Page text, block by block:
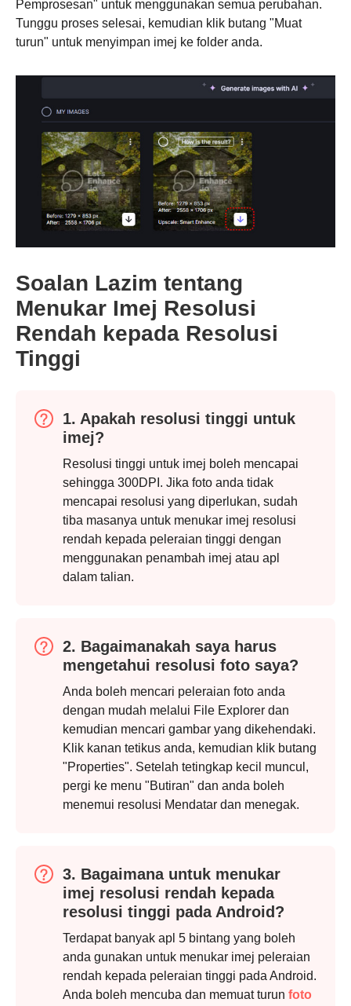
Langkah
1.
Langkah
Pemprosesan" untuk menggunakan semua perubahan.
Tunggu proses selesai, kemudian klik butang "Muat
turun" untuk menyimpan imej ke folder anda.
Soalan Lazim tentang
Menukar Imej Resolusi
Rendah kepada Resolusi
Tinggi
1. Apakah resolusi tinggi untuk
imej?
Resolusi tinggi untuk imej boleh mencapai
sehingga 300DPI. Jika foto anda tidak
mencapai resolusi yang diperlukan, sudah
tiba masanya untuk menukar imej resolusi
rendah kepada peleraian tinggi dengan
menggunakan penambah imej atau apl
dalam talian.
2. Bagaimanakah saya harus
mengetahui resolusi foto saya?
Anda boleh mencari peleraian foto anda
dengan mudah melalui File Explorer dan
kemudian mencari gambar yang dikehendaki.
Klik kanan tetikus anda, kemudian klik butang
"Properties". Setelah tetingkap kecil muncul,
pergi ke menu "Butiran" dan anda boleh
menemui resolusi Mendatar dan menegak.
3. Bagaimana untuk menukar
imej resolusi rendah kepada
resolusi tinggi pada Android?
Terdapat banyak apl 5 bintang yang boleh
anda gunakan untuk menukar imej peleraian
rendah kepada peleraian tinggi pada Android.
Anda boleh mencuba dan memuat turun foto